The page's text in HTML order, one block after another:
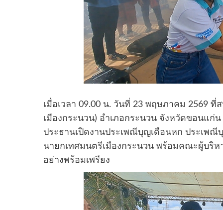
เมื่อเวลา 09.00 น. วันที่ 23 พฤษภาคม 2569
เมืองกระนวน) อำเภอกระนวน จังหวัดขอนแ
ประธานเปิดงานประเพณีบุญเดือนหก ประเพ
นายกเทศมนตรีเมืองกระนวน พร้อมคณะผู้บริ
อย่างพร้อมเพรียง